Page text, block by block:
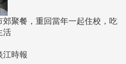
聚餐，重回當年一起住校，吃
活
江時報